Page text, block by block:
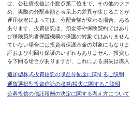
は、公社債投信は小数点第二位まで、その他のフ
め、実際の分配金額と表示上の差異が生じることが
運用状況によっては、分配金額が変わる場合、あ
あります。投資信託は、預金等や保険契約ではあ
び保険契約者保護機構の保護の対象ではありませ
ていない場合には投資者保護基金の対象にもなり
証および利回り保証のいずれもありません。投資
を下回る場合がありますが、これによる損失は購
追加型株式投資信託の収益分配金に関するご説明
通貨選択型投資信託の収益/損失に関するご説明
公募投信の信託報酬の決定に関する考え方について